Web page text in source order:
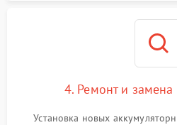
4. Ремонт и
Установка новых